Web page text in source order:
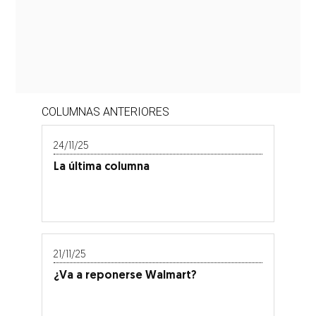
COLUMNAS ANTERIORES
24/11/25
La última columna
21/11/25
¿Va a reponerse Walmart?